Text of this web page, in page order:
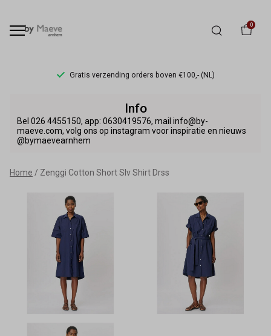
0
Gratis verzending orders boven €100,- (NL)
Cotton
Short
Slv
Drss
Maeve
Info
Bel 026 4455150, app: 0630419576, mail info@by-
maeve.com, volg ons op instagram voor inspiratie en nieuws
@bymaevearnhem
Home Zenggi Cotton Short Slv Shirt Drss